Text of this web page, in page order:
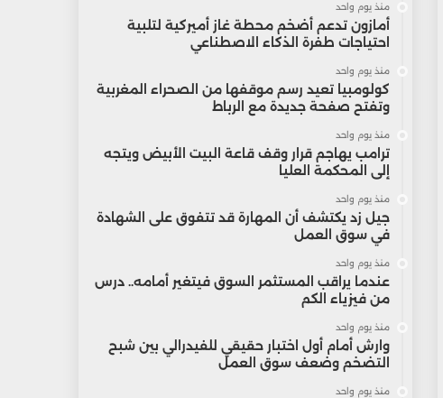
منذ يوم واحد
أمازون تدعم أضخم محطة غاز أميركية لتلبية
احتياجات طفرة الذكاء الاصطناعي
منذ يوم واحد
كولومبيا تعيد رسم موقفها من الصحراء المغربية
وتفتح صفحة جديدة مع الرباط
منذ يوم واحد
ترامب يهاجم قرار وقف قاعة البيت الأبيض ويتجه
إلى المحكمة العليا
منذ يوم واحد
جيل زد يكتشف أن المهارة قد تتفوق على الشهادة
في سوق العمل
منذ يوم واحد
عندما يراقب المستثمر السوق فيتغير أمامه.. درس
من فيزياء الكم
منذ يوم واحد
وارش أمام أول اختبار حقيقي للفيدرالي بين شبح
التضخم وضعف سوق العمل
منذ يوم واحد